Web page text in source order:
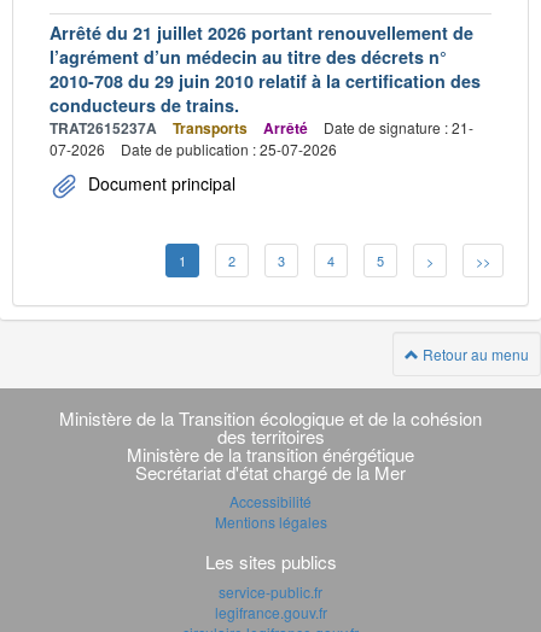
Arrêté du 21 juillet 2026 portant renouvellement de
l’agrément d’un médecin au titre des décrets n°
2010-708 du 29 juin 2010 relatif à la certification des
conducteurs de trains.
TRAT2615237A Transports Arrêté
Date de signature : 21-
07-2026
Date de publication : 25-07-2026
Document principal
1 2 3 4 5 > >>
Retour au menu
Navigation
transverse
Ministère de la Transition écologique et de la cohésion
des territoires
Ministère de la transition énérgétique
Secrétariat d'état chargé de la Mer
Accessibilité
Mentions légales
Les sites publics
service-public.fr
legifrance.gouv.fr